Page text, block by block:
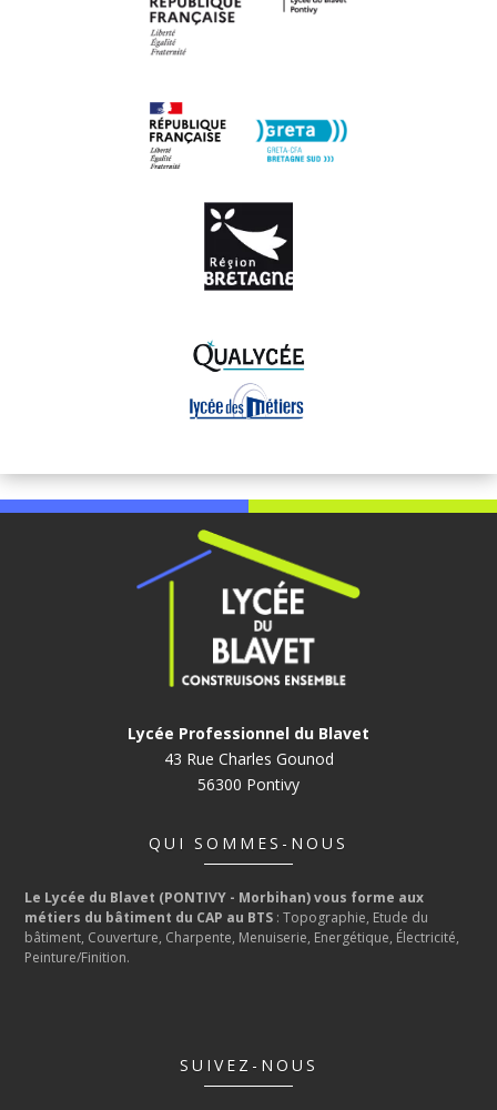
Lycée Professionnel du Blavet
43 Rue Charles Gounod
56300 Pontivy
QUI SOMMES-NOUS
Le Lycée du Blavet (PONTIVY - Morbihan) vous forme aux
métiers du bâtiment du CAP au BTS : Topographie, Etude du
bâtiment, Couverture, Charpente, Menuiserie, Energétique, Électricité,
Peinture/Finition.
SUIVEZ-NOUS